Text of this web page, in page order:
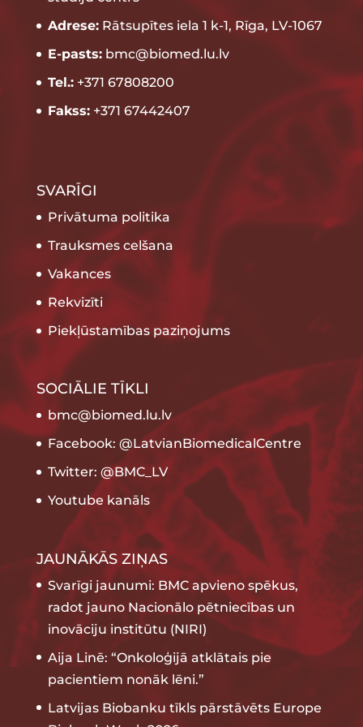
Adrese:Rātsupītes iela 1 k-1, Rīga, LV-1067
E-pasts:bmc@biomed.lu.lv
Tel.:+371 67808200
Fakss:+371 67442407
SVARĪGI
Privātuma politika
Trauksmes celšana
Vakances
Rekvizīti
Piekļūstamības paziņojums
SOCIĀLIE TĪKLI
bmc@biomed.lu.lv
Facebook: @LatvianBiomedicalCentre
Twitter: @BMC_LV
Youtube kanāls
JAUNĀKĀS ZIŅAS
Svarīgi jaunumi: BMC apvieno spēkus,
radot jauno Nacionālo pētniecības un
inovāciju institūtu (NIRI)
Aija Linē: “Onkoloģijā atklātais pie
pacientiem nonāk lēni.”
Latvijas Biobanku tīkls pārstāvēts Europe